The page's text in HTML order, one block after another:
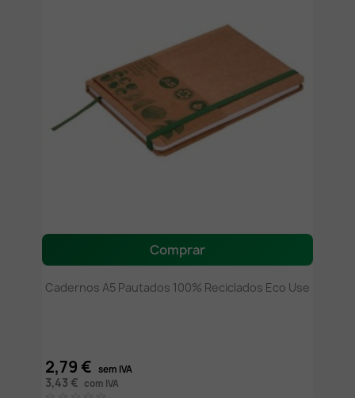
Comprar
Cadernos A5 Pautados 100% Reciclados Eco Use
2,79 € sem IVA
3,43 € com IVA